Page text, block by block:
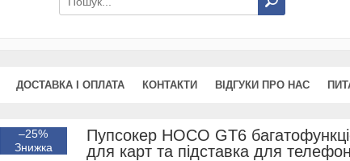
ДОСТАВКА І ОПЛАТА КОНТАКТИ ВІДГУКИ ПРО НАС
–25%
Пупсокер HOCO GT6
для карт та підставка для